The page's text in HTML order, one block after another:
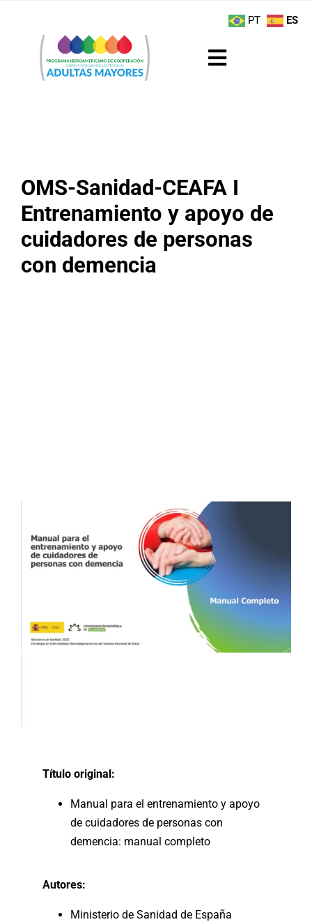
contenido
Toggle
Actividades
Boletín
Buenas Prácticas
OMS-Sanidad-CEAFA I
Entrenamiento y apoyo de
cuidadores de personas
con demencia
Título original:
Manual para el entrenamiento y apoyo
de cuidadores de personas con
demencia: manual completo
Autores:
Ministerio de Sanidad de España
PT ES